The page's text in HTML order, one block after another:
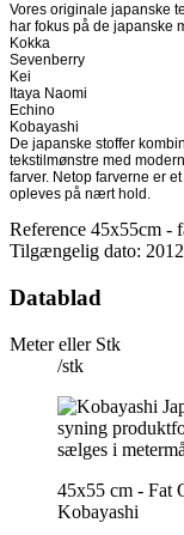
Vores originale japanske
har fokus på de japanske
Kokka
Sevenberry
Kei
Itaya Naomi
Echino
Kobayashi
De japanske stoffer
tekstilmønstre med
farver. Netop farverne er
opleves på nært hold.
Reference 45x55cm -
Tilgængelig dato:
Datablad
Meter eller Stk
/stk
45x55 cm - Fat
Kobayashi